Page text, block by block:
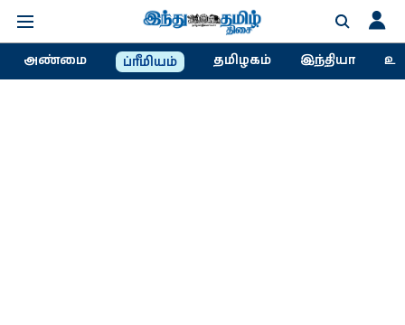
அண்மை ப்ரீமியம் தமிழகம் இந்தியா